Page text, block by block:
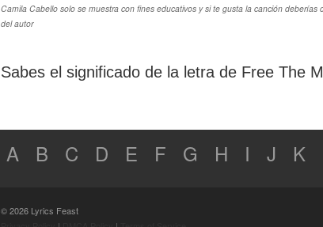
Camila Cabello solo se muestra con fines educativos y si te gusta la canción
del autor
Sabes el significado de la letra de Free The
A B C D E F G H I J K
© 2026 Lyrics Feast